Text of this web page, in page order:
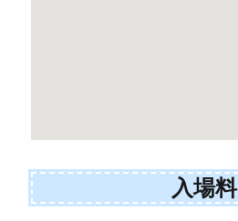
入場料